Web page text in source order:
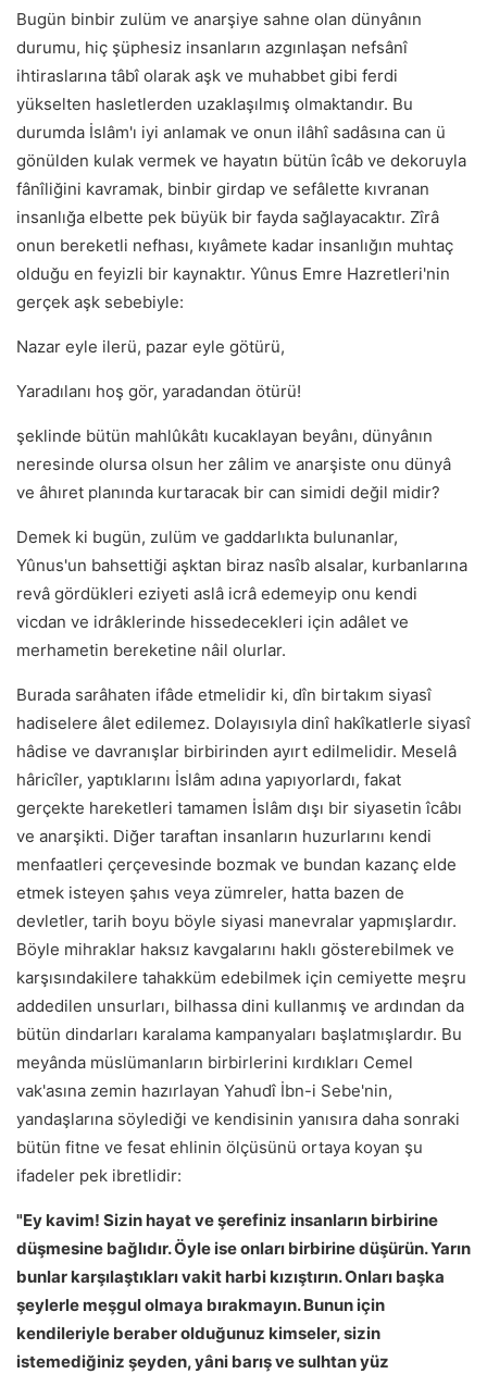
Bugün binbir zulüm ve anarşiye sahne olan dünyânın
durumu, hiç şüphesiz insanların azgınlaşan nefsânî
ihtiraslarına tâbî olarak aşk ve muhabbet gibi ferdi
yükselten hasletlerden uzaklaşılmış olmaktandır. Bu
durumda İslâm'ı iyi anlamak ve onun ilâhî sadâsına can ü
gönülden kulak vermek ve hayatın bütün îcâb ve dekoruyla
fânîliğini kavramak, binbir girdap ve sefâlette kıvranan
insanlığa elbette pek büyük bir fayda sağlayacaktır. Zîrâ
onun bereketli nefhası, kıyâmete kadar insanlığın muhtaç
olduğu en feyizli bir kaynaktır. Yûnus Emre Hazretleri'nin
gerçek aşk sebebiyle:
Nazar eyle ilerü, pazar eyle götürü,
Yaradılanı hoş gör, yaradandan ötürü!
şeklinde bütün mahlûkâtı kucaklayan beyânı, dünyânın
neresinde olursa olsun her zâlim ve anarşiste onu dünyâ
ve âhıret planında kurtaracak bir can simidi değil midir?
Demek ki bugün, zulüm ve gaddarlıkta bulunanlar,
Yûnus'un bahsettiği aşktan biraz nasîb alsalar, kurbanlarına
revâ gördükleri eziyeti aslâ icrâ edemeyip onu kendi
vicdan ve idrâklerinde hissedecekleri için adâlet ve
merhametin bereketine nâil olurlar.
Burada sarâhaten ifâde etmelidir ki, dîn birtakım siyasî
hadiselere âlet edilemez. Dolayısıyla dinî hakîkatlerle siyasî
hâdise ve davranışlar birbirinden ayırt edilmelidir. Meselâ
hâricîler, yaptıklarını İslâm adına yapıyorlardı, fakat
gerçekte hareketleri tamamen İslâm dışı bir siyasetin îcâbı
ve anarşikti. Diğer taraftan insanların huzurlarını kendi
menfaatleri çerçevesinde bozmak ve bundan kazanç elde
etmek isteyen şahıs veya zümreler, hatta bazen de
devletler, tarih boyu böyle siyasi manevralar yapmışlardır.
Böyle mihraklar haksız kavgalarını haklı gösterebilmek ve
karşısındakilere tahakküm edebilmek için cemiyette meşru
addedilen unsurları, bilhassa dini kullanmış ve ardından da
bütün dindarları karalama kampanyaları başlatmışlardır. Bu
meyânda müslümanların birbirlerini kırdıkları Cemel
vak'asına zemin hazırlayan Yahudî İbn-i Sebe'nin,
yandaşlarına söylediği ve kendisinin yanısıra daha sonraki
bütün fitne ve fesat ehlinin ölçüsünü ortaya koyan şu
ifadeler pek ibretlidir:
"Ey kavim! Sizin hayat ve şerefiniz insanların birbirine
düşmesine bağlıdır. Öyle ise onları birbirine düşürün. Yarın
bunlar karşılaştıkları vakit harbi kızıştırın. Onları başka
şeylerle meşgul olmaya bırakmayın. Bunun için
kendileriyle beraber olduğunuz kimseler, sizin
istemediğiniz şeyden, yâni barış ve sulhtan yüz